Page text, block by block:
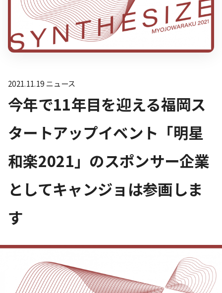
2021.11.19 ニュース
今年で11年目を迎える福岡ス
タートアップイベント「明星
和楽2021」のスポンサー企業
としてキャンジョは参画しま
す